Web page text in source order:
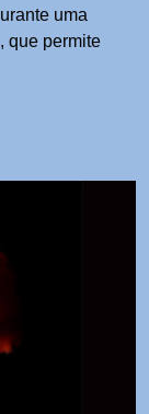
uma
que permite